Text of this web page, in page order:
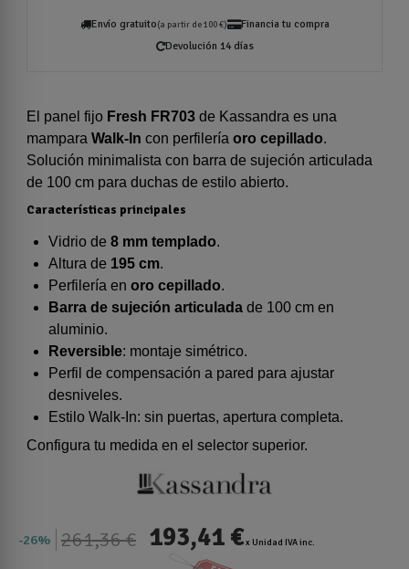
Envío gratuito(a partir de 100 €)
Financia tu compra
Devolución 14 días
El panel fijo Fresh FR703 de Kassandra es una
mampara Walk-In con perfilería oro cepillado.
Solución minimalista con barra de sujeción articulada
de 100 cm para duchas de estilo abierto.
Características principales
Vidrio de 8 mm templado.
Altura de 195 cm.
Perfilería en oro cepillado.
Barra de sujeción articulada de 100 cm en
aluminio.
Reversible: montaje simétrico.
Perfil de compensación a pared para ajustar
desniveles.
Estilo Walk-In: sin puertas, apertura completa.
Configura tu medida en el selector superior.
26% 261,36 € 193,41 €x Unidad IVA inc.